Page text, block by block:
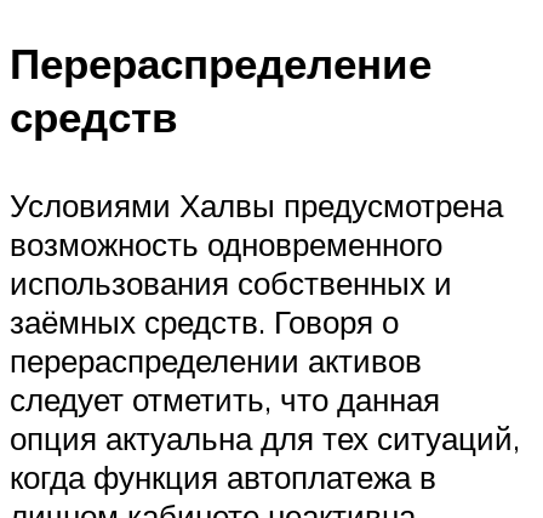
Перераспределение
средств
Условиями Халвы предусмотрена
возможность одновременного
использования собственных и
заёмных средств. Говоря о
перераспределении активов
следует отметить, что данная
опция актуальна для тех ситуаций,
когда функция автоплатежа в